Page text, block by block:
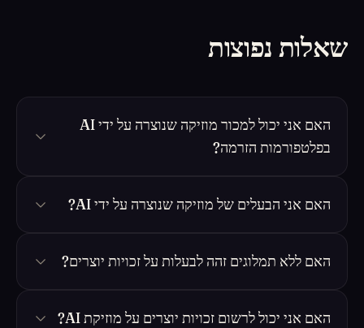
שאלות נפוצות
האם אני יכול למכור מוזיקה שנוצרה על ידי AI
בפלטפורמות הזרמה?
האם אני הבעלים של מוזיקה שנוצרה על ידי AI?
האם ללא תמלוגים זהה לבעלות על זכויות יוצרים?
האם אני יכול לרשום זכויות יוצרים על מוזיקת AI?